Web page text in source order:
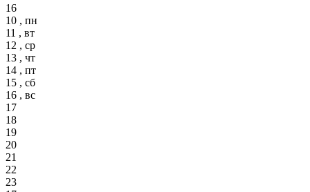
16
10 , пн
11 , вт
12 , ср
13 , чт
14 , пт
15 , сб
16 , вс
17
18
19
20
21
22
23